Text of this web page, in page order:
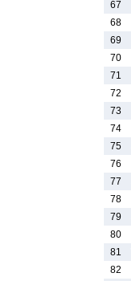
67
68
69
70
71
72
73
74
75
76
77
78
79
80
81
82